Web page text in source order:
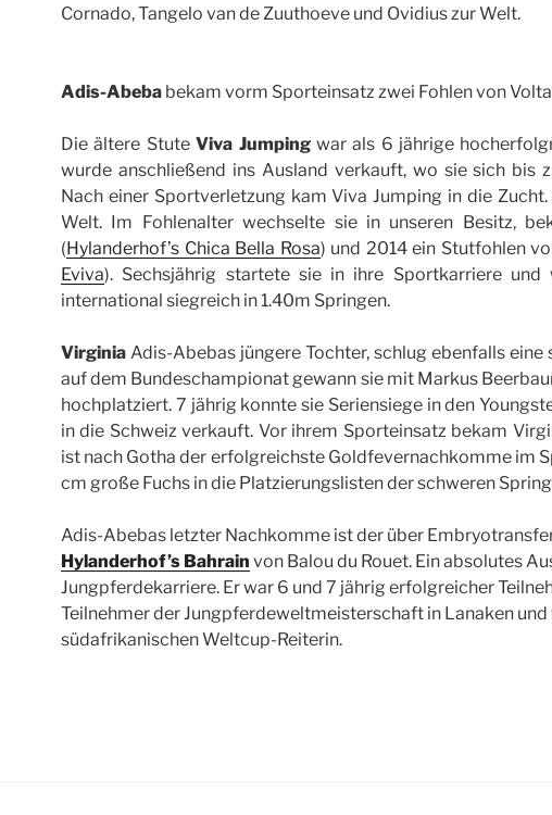
Cornado, Tangelo van de Zuuthoeve und Ovidius zur Welt.
Adis-Abeba bekam vorm Sporteinsatz zwei Fohlen von
Die ältere StuteViva Jumpingwar als 6 jährige
wurde anschließend ins Ausland verkauft, wo sie sich bis
Nach einer Sportverletzung kam Viva Jumping in die
Welt. Im Fohlenalter wechselte sie in unseren Besitz,
(Hylanderhof’s Chica Bella Rosa) und 2014 ein Stutfohlen
Eviva). Sechsjährig startete sie in ihre Sportkarriere
international siegreich in 1.40m Springen.
Virginia Adis-Abebas jüngere Tochter, schlug ebenfalls
auf dem Bundeschampionat gewann sie mit Markus
hochplatziert. 7 jährig konnte sie Seriensiege in den
in die Schweiz verkauft. Vor ihrem Sporteinsatz bekam
ist nach Gotha der erfolgreichste Goldfevernachkomme im
cm große Fuchs in die Platzierungslisten der schweren
Adis-Abebas letzter Nachkomme ist der über
Hylanderhof’s Bahrain von Balou du Rouet. Ein absolutes
Jungpferdekarriere. Er war 6 und 7 jährig erfolgreicher
Teilnehmer der Jungpferdeweltmeisterschaft in Lanaken
südafrikanischen Weltcup-Reiterin.